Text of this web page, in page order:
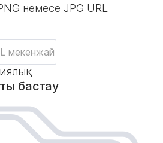
немесе JPG URL
бастау